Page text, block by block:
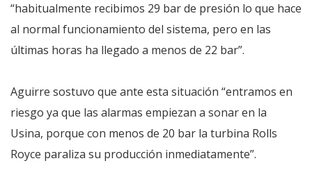
“habitualmente recibimos 29 bar de presión lo que hace
al normal funcionamiento del sistema, pero en las
últimas horas ha llegado a menos de 22 bar”.
Aguirre sostuvo que ante esta situación “entramos en
riesgo ya que las alarmas empiezan a sonar en la
Usina, porque con menos de 20 bar la turbina Rolls
Royce paraliza su producción inmediatamente”.